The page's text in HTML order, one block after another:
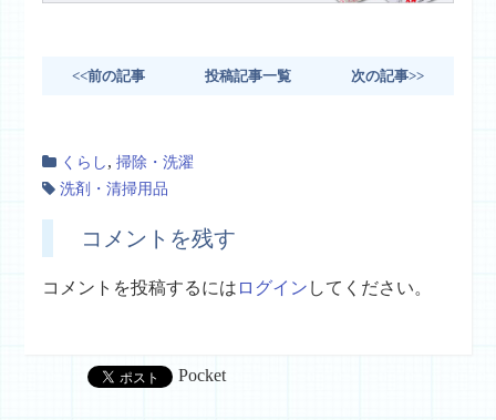
<<前の記事 投稿記事一覧 次の記事>>
くらし ,掃除・洗濯
洗剤・清掃用品
コメントを残す
コメントを投稿するには ログイン してください。
Pocket